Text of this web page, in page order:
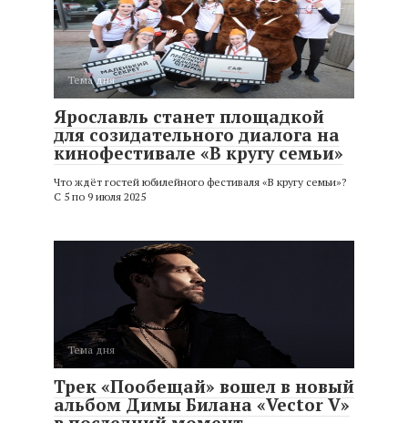
Тема дня
Ярославль станет площадкой
для созидательного диалога на
кинофестивале «В кругу семьи»
Что ждёт гостей юбилейного фестиваля «В кругу семьи»?
С 5 по 9 июля 2025
Тема дня
Трек «Пообещай» вошел в новый
альбом Димы Билана «Vector V»